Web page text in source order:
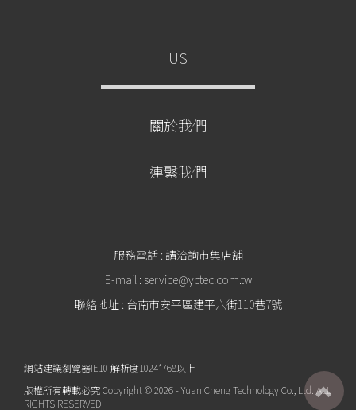
US
關於我們
連繫我們
服務電話 : 請洽詢市集店舖
E-mail : service@yctec.com.tw
聯絡地址 : 台南市安平區建平六街110巷7號
網站建議瀏覽器IE10 解析度1024*768以上
版權所有轉載必究 Copyright © 2026 - Yuan Cheng Technology Co., Ltd. ALL
RIGHTS RESERVED